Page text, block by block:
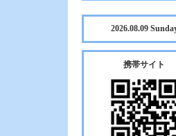
2026.08.09
携帯サイト